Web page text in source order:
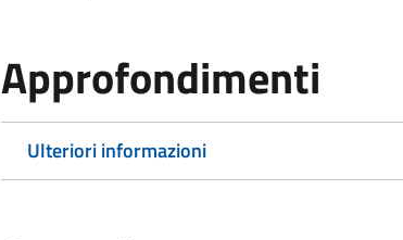
Approfondimenti
Ulteriori informazioni